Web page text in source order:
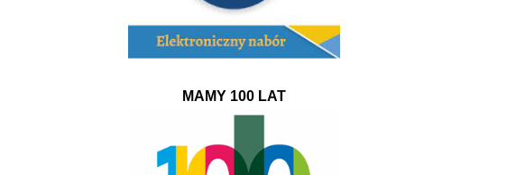
MAMY 100 LAT